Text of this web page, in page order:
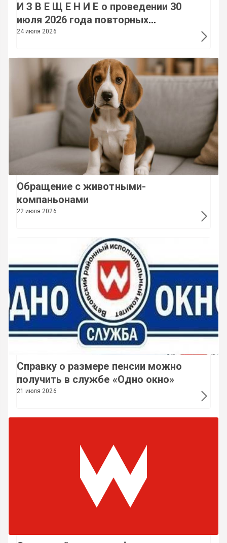
И З В Е Щ Е Н И Е о проведении 30
июля 2026 года повторных
электронных торгов по продаже
24 июля 2026
Обращение с животными-
компаньонами
22 июля 2026
Справку о размере пенсии можно
получить в службе «Одно окно»
21 июля 2026